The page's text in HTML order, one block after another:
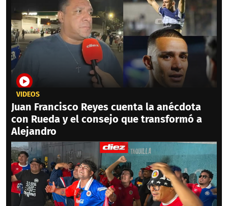
VIDEOS
Juan Francisco Reyes cuenta la anécdota
con Rueda y el consejo que transformó a
Alejandro